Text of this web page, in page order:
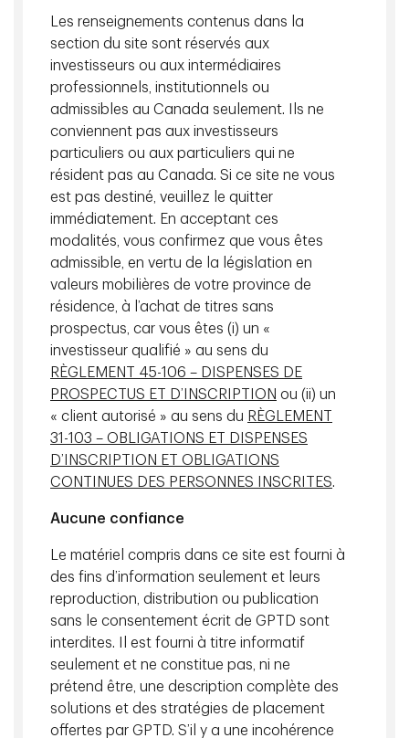
numérique a accru les avantages d’envergure des
sociétés dominantes. L’adhésion de la Chine à
l’Organisation mondiale du commerce (OMC) en 2001 a
intensifié la concurrence mondiale et l’intégration des
chaînes d’approvisionnement. Le capital incorporel,
comme les données, la propriété intellectuelle et les
logiciels, est devenu de plus en plus essentiel à la
création de valeur pour les sociétés.
La part de la main-d’œuvre dans le revenu
national aux États-Unis (en %)
atteint un creux record
Source : U.S. Bureau of Labor Statistics et Réserve fédérale de St.
Il en a résulté une hausse de la rentabilité des sociétés à
forte intensité de capital et un élargissement de la
dispersion des revenus. Le Congressional Budget Office
(CBO) des États-Unis indique que la croissance du
revenu des ménages à revenu élevé a dépassé celle des
groupes à faible revenu au cours des dernières
décennies, ce qui a contribué à creuser les inégalités de
Les renseignements contenus dans la
section du site sont réservés aux
investisseurs ou aux intermédiaires
professionnels, institutionnels ou
admissibles au Canada seulement. Ils ne
conviennent pas aux investisseurs
particuliers ou aux particuliers qui ne
résident pas au Canada. Si ce site ne vous
est pas destiné, veuillez le quitter
immédiatement. En acceptant ces
modalités, vous confirmez que vous êtes
admissible, en vertu de la législation en
valeurs mobilières de votre province de
résidence, à l’achat de titres sans
prospectus, car vous êtes (i) un «
investisseur qualifié » au sens du
RÈGLEMENT 45-106 – DISPENSES DE
PROSPECTUS ET D’INSCRIPTION ou (ii) un
« client autorisé » au sens du RÈGLEMENT
31-103 – OBLIGATIONS ET DISPENSES
D’INSCRIPTION ET OBLIGATIONS
CONTINUES DES PERSONNES INSCRITES.
Aucune confiance
Le matériel compris dans ce site est fourni à
des fins d’information seulement et leurs
reproduction, distribution ou publication
sans le consentement écrit de GPTD sont
interdites. Il est fourni à titre informatif
seulement et ne constitue pas, ni ne
prétend être, une description complète des
solutions et des stratégies de placement
offertes par GPTD. S’il y a une incohérence